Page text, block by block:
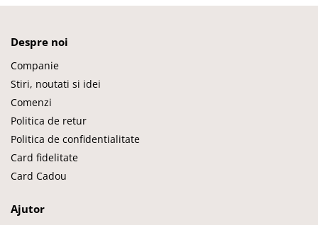
Despre noi
Companie
Stiri, noutati si idei
Comenzi
Politica de retur
Politica de confidentialitate
Card fidelitate
Card Cadou
Ajutor